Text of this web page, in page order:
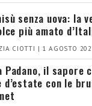
senza uova: la
più amato
CIOTTI | 1 AGOSTO
Padano, il sapore
d’estate con le